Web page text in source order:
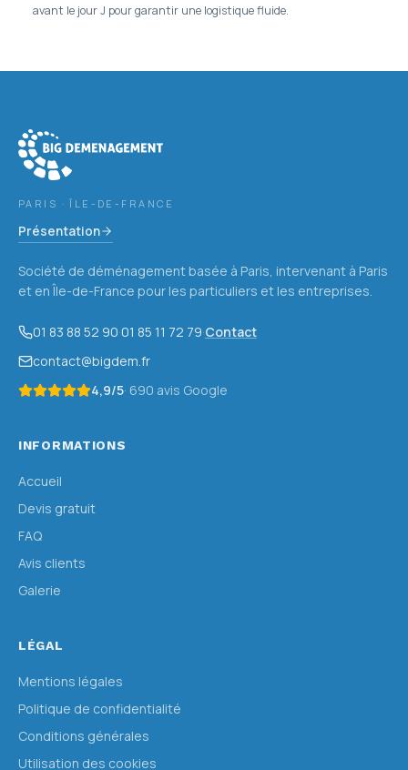
avant le jour J pour garantir une logistique fluide.
PARIS · ÎLE-DE-FRANCE
Présentation
Société de déménagement basée à Paris, intervenant à Paris
et en Île-de-France pour les particuliers et les entreprises.
01 83 88 52 90·01 85 11 72 79·Contact
contact@bigdem.fr
4,9/5· 690 avis Google
INFORMATIONS
Accueil
Devis gratuit
FAQ
Avis clients
Galerie
LÉGAL
Mentions légales
Politique de confidentialité
Conditions générales
Utilisation des cookies